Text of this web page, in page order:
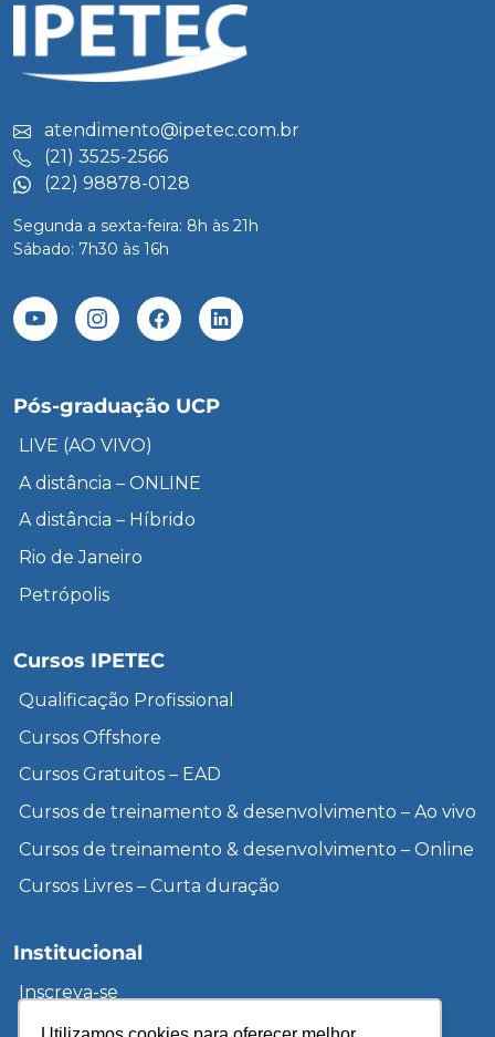
atendimento@ipetec.com.br
(21) 3525-2566
(22) 98878-0128
Segunda a sexta-feira: 8h às 21h
Sábado: 7h30 às 16h
Pós-graduação UCP
LIVE (AO VIVO)
A distância – ONLINE
A distância – Híbrido
Rio de Janeiro
Petrópolis
Cursos IPETEC
Qualificação Profissional
Cursos Offshore
Cursos Gratuitos – EAD
Cursos de treinamento & desenvolvimento – Ao vivo
Cursos de treinamento & desenvolvimento – Online
Cursos Livres – Curta duração
Institucional
Inscreva-se
Sobre a UCP